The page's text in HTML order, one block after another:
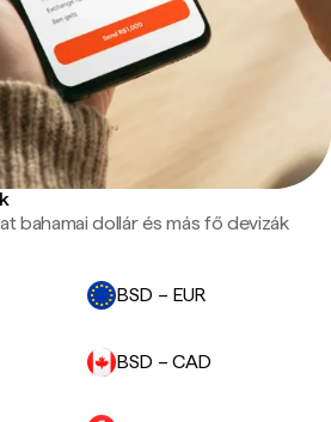
bahamai dollár és más fő devizák
BSD – EUR
BSD – CAD